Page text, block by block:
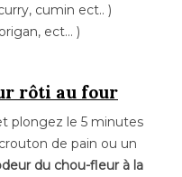
cumin ect.. )
ect… )
rôti au four
plongez le 5 minutes
de pain ou un
du chou-fleur à la